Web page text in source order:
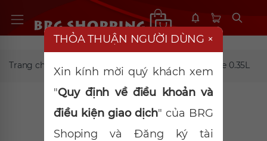
Trang chủ Đồ uống khác Nước khoáng Lavie 0.35L
THỎA THUẬN NGƯỜI DÙNG ×
Xin kính mời quý khách xem
"Quy định về điều khoản và
điều kiện giao dịch" của BRG
Shoping và Đăng ký tài